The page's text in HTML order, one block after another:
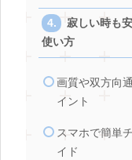
寂しい時も
使い方
画質や双方向
イント
スマホで簡単
イド